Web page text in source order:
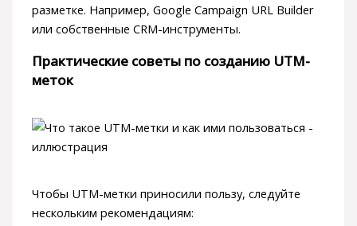
разметке. Например, Google Campaign URL Builder
или собственные CRM-инструменты.
Практические советы по созданию UTM-
меток
Чтобы UTM-метки приносили пользу, следуйте
нескольким рекомендациям: